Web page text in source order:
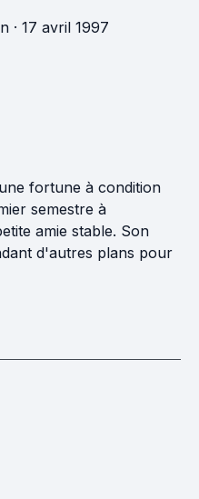
· 17 avril 1997
fortune à condition
semestre à
amie stable. Son
d'autres plans pour